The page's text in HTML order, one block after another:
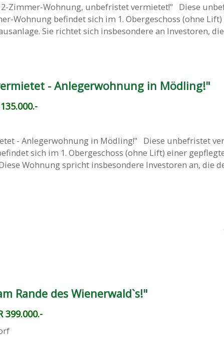
Zimmer-Wohnung, unbefristet vermietet!" Diese
Wohnung befindet sich im 1. Obergeschoss (ohne
Sie richtet sich insbesondere an Investoren,
- Anlegerwohnung in Mödling!"
- Anlegerwohnung in Mödling!" Diese unbefristet
sich im 1. Obergeschoss (ohne Lift) einer
Wohnung spricht insbesondere Investoren an, die
Rande des Wienerwald`s!"
399.000.-